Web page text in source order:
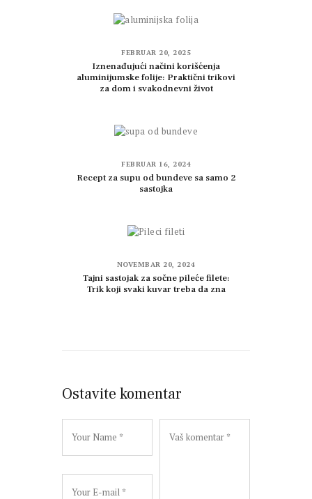
FEBRUAR 20, 2025
Iznenađujući načini korišćenja
aluminijumske folije: Praktični trikovi
za dom i svakodnevni život
FEBRUAR 16, 2024
Recept za supu od bundeve sa samo 2
sastojka
NOVEMBAR 20, 2024
Tajni sastojak za sočne pileće filete:
Trik koji svaki kuvar treba da zna
Ostavite komentar